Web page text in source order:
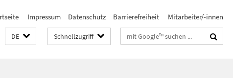
Impressum Datenschutz Barrierefreiheit Mitarbeiter/-innen
DE Schnellzugriff Suchbegriffe